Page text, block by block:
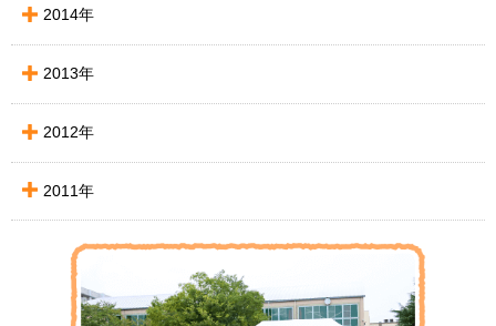
2014年
2013年
2012年
2011年